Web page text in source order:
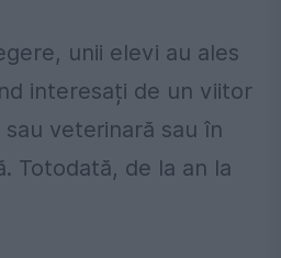
unii elevi au ales
interesați de un viitor
veterinară sau în
Totodată, de la an la